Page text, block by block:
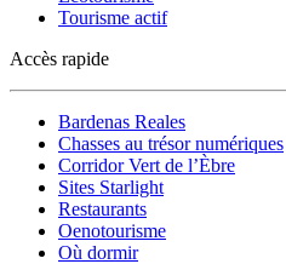
Tourisme actif
Accès rapide
Bardenas Reales
Chasses au trésor numériques
Corridor Vert de l’Èbre
Sites Starlight
Restaurants
Oenotourisme
Où dormir